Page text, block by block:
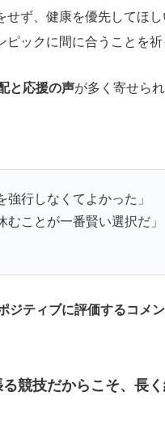
せず、健康を優先してほし
ピックに間に合うことを祈
と応援の声が多く寄せられ
強行しなくてよかった」
むことが一番賢い選択だ」
ジティブに評価するコメ
る競技だからこそ、長